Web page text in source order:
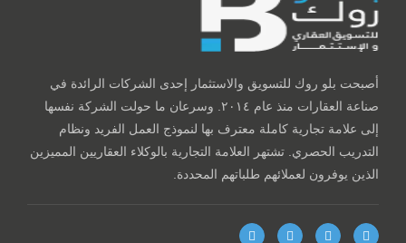
أصبحت بلو روك للتسويق والاستثمار إحدى الشركات الرائدة في
صناعة العقارات منذ عام ٢٠١٤. وسرعان ما حولت الشركة نفسها
إلى علامة تجارية كاملة معترف بها لنموذج العمل الفريد ونظام
التدريب الحصري. تشتهر العلامة التجارية بالوكلاء العقاريين المميزين
الذين يوفرون لعملائهم طلباتهم المحددة.